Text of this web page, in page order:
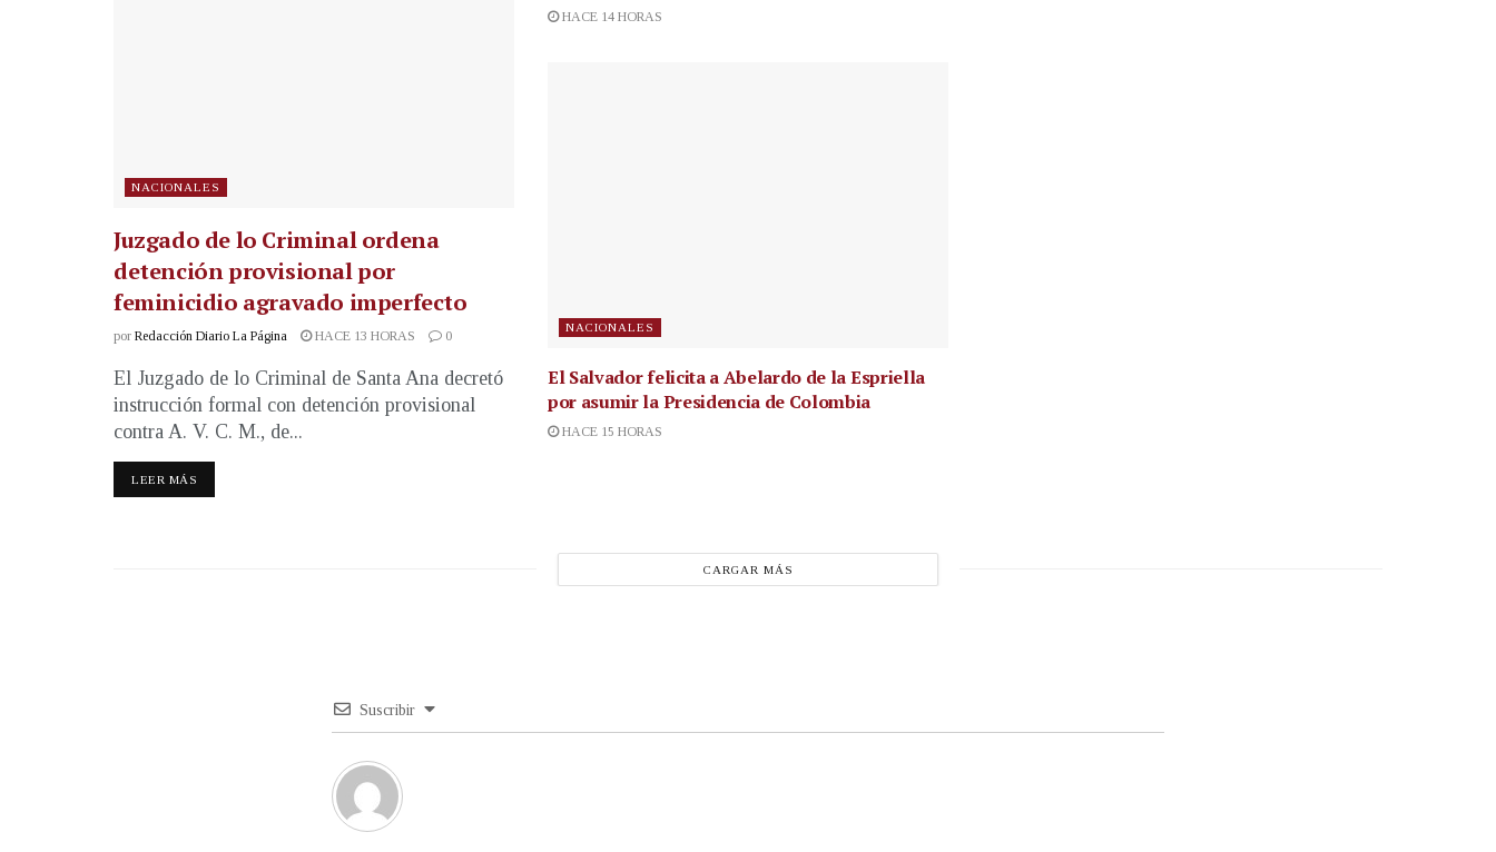
NACIONALES
Juzgado de lo Criminal ordena
detención provisional por
feminicidio agravado imperfecto
por Redacción Diario La Página HACE 13 HORAS 0
El Juzgado de lo Criminal de Santa Ana decretó
instrucción formal con detención provisional
contra A. V. C. M., de...
LEER MÁS
HACE 14 HORAS
NACIONALES
El Salvador felicita a Abelardo de la Espriella
por asumir la Presidencia de Colombia
HACE 15 HORAS
CARGAR MÁS
Suscribir